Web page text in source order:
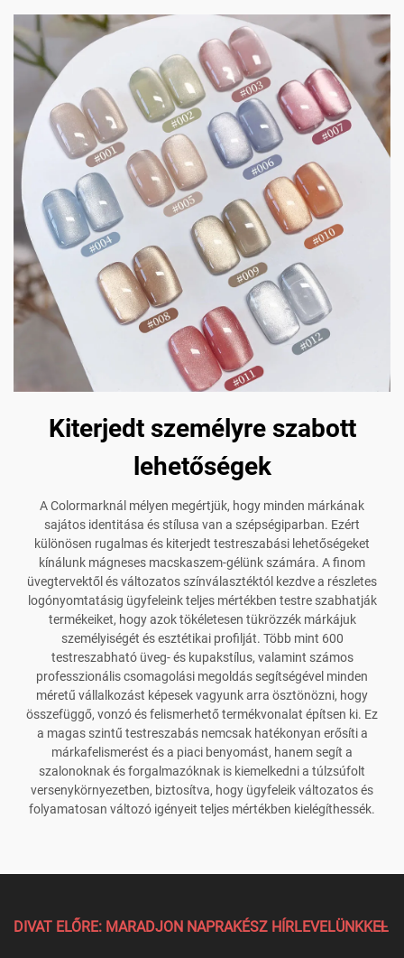
Kiterjedt személyre szabott
lehetőségek
A Colormarknál mélyen megértjük, hogy minden márkának
sajátos identitása és stílusa van a szépségiparban. Ezért
különösen rugalmas és kiterjedt testreszabási lehetőségeket
kínálunk mágneses macskaszem-gélünk számára. A finom
üvegtervektől és változatos színválasztéktól kezdve a részletes
logónyomtatásig ügyfeleink teljes mértékben testre szabhatják
termékeiket, hogy azok tökéletesen tükrözzék márkájuk
személyiségét és esztétikai profilját. Több mint 600
testreszabható üveg- és kupakstílus, valamint számos
professzionális csomagolási megoldás segítségével minden
méretű vállalkozást képesek vagyunk arra ösztönözni, hogy
összefüggő, vonzó és felismerhető termékvonalat építsen ki. Ez
a magas szintű testreszabás nemcsak hatékonyan erősíti a
márkafelismerést és a piaci benyomást, hanem segít a
szalonoknak és forgalmazóknak is kiemelkedni a túlzsúfolt
versenykörnyezetben, biztosítva, hogy ügyfeleik változatos és
folyamatosan változó igényeit teljes mértékben kielégíthessék.
DIVAT ELŐRE: MARADJON NAPRAKÉSZ HÍRLEVELÜNKKEL